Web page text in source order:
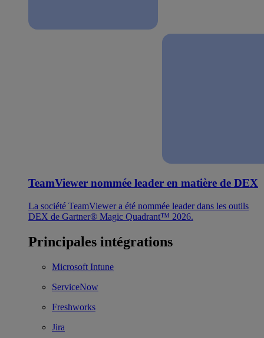
TeamViewer nommée leader en matière de DEX
La société TeamViewer a été nommée leader dans les outils
DEX de Gartner® Magic Quadrant™ 2026.
Principales intégrations
Microsoft Intune
ServiceNow
Freshworks
Jira